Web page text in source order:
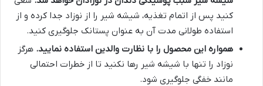
کنید پس از اتمام تغذیه، شیشه شیر را از نوزاد جدا کرده و از
استفاده طولانی مدت آن به عنوان پستانک جلوگیری کنید.
همواره این محصول را با نظارت والدین استفاده نمایید. هرگز
نوزاد را تنها با شیشه شیر رها نکنید تا از خطرات احتمالی
مانند خفگی جلوگیری شود.